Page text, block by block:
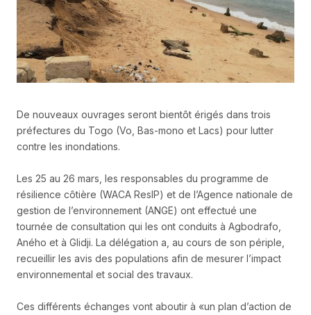
De nouveaux ouvrages seront bientôt érigés dans trois
préfectures du Togo (Vo, Bas-mono et Lacs) pour lutter
contre les inondations.
Les 25 au 26 mars, les responsables du programme de
résilience côtière (WACA ResIP) et de l’Agence nationale de
gestion de l’environnement (ANGE) ont effectué une
tournée de consultation qui les ont conduits à Agbodrafo,
Aného et à Glidji. La délégation a, au cours de son périple,
recueillir les avis des populations afin de mesurer l’impact
environnemental et social des travaux.
Ces différents échanges vont aboutir à «un plan d’action de